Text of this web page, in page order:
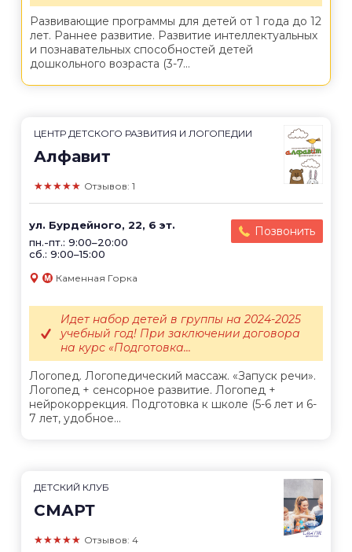
Развивающие программы для детей от 1 года до 12
лет. Раннее развитие. Развитие интеллектуальных
и познавательных способностей детей
дошкольного возраста (3-7...
ЦЕНТР ДЕТСКОГО РАЗВИТИЯ И ЛОГОПЕДИИ
Алфавит
★★★★★ Отзывов: 1
ул. Бурдейного, 22, 6 эт.
пн.-пт.: 9:00–20:00
сб.: 9:00–15:00
Позвонить
Каменная Горка
Логопед. Логопедический массаж. «Запуск речи».
Логопед + сенсорное развитие. Логопед +
нейрокоррекция. Подготовка к школе (5-6 лет и 6-
7 лет, удобное...
Идет набор детей в группы на 2024-2025
учебный год! При заключении договора
на курс «Подготовка...
ДЕТСКИЙ КЛУБ
СМАРТ
★★★★★ Отзывов: 4